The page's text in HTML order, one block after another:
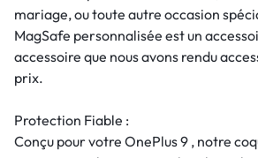
mariage, ou toute autre occasion
MagSafe personnalisée est un
accessoire que nous avons rendu
prix.
Protection Fiable :
Conçu pour votre OnePlus 9 , notre